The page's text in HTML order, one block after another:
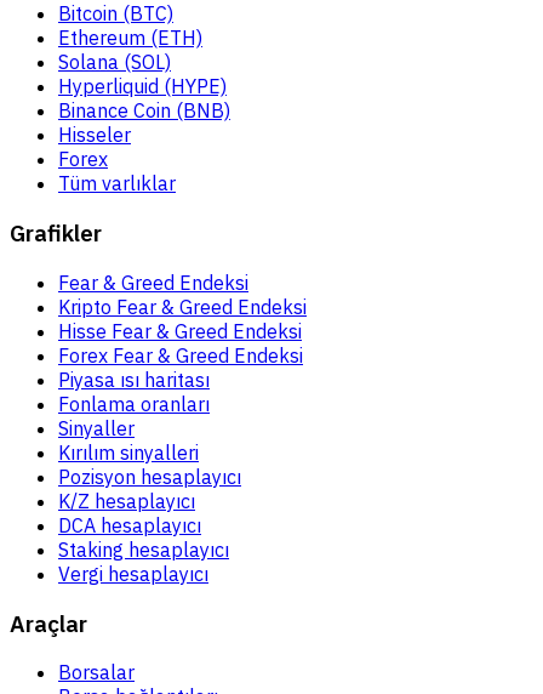
Bitcoin (BTC)
Ethereum (ETH)
Solana (SOL)
Hyperliquid (HYPE)
Binance Coin (BNB)
Hisseler
Forex
Tüm varlıklar
Grafikler
Fear & Greed Endeksi
Kripto Fear & Greed Endeksi
Hisse Fear & Greed Endeksi
Forex Fear & Greed Endeksi
Piyasa ısı haritası
Fonlama oranları
Sinyaller
Kırılım sinyalleri
Pozisyon hesaplayıcı
K/Z hesaplayıcı
DCA hesaplayıcı
Staking hesaplayıcı
Vergi hesaplayıcı
Araçlar
Borsalar